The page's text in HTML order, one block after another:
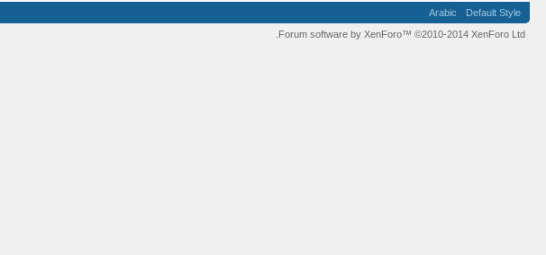
Default Style
Arabic
Forum software by XenForo™ ©2010-2014 XenForo Ltd.